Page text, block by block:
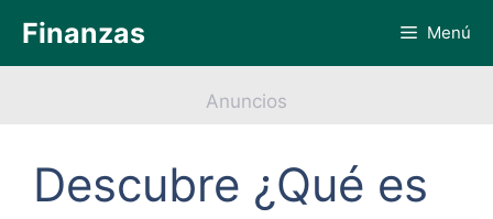
contenido
Finanzas Menú
Anuncios
Descubre ¿Qué es